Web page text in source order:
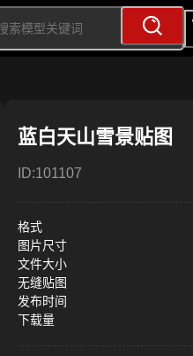
蓝白天山雪景贴图
ID:101107
格式
图片尺寸
文件大小
无缝贴图
发布时间
下载量